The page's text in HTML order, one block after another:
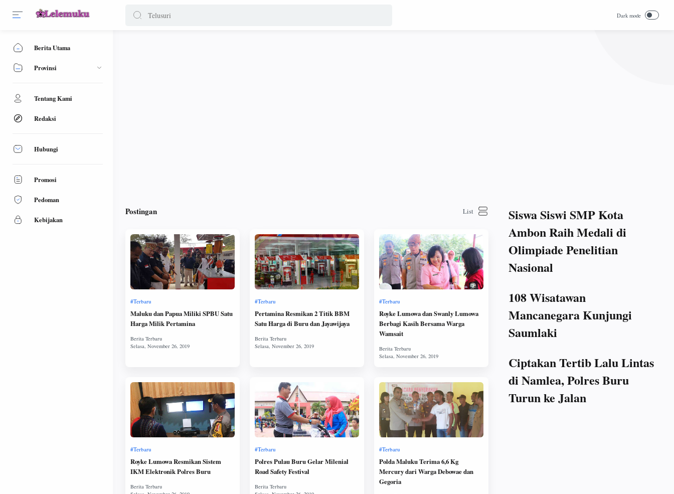
Postingan
Maluku dan Papua Miliki SPBU Satu
Harga Milik Pertamina
Pertamina Resmikan 2 Titik BBM
Satu Harga di Buru dan Jayawijaya
Royke Lumowa dan Swanly Lumowa
Berbagi Kasih Bersama Warga
Wamsait
Royke Lumowa Resmikan Sistem
IKM Elektronik Polres Buru
Polres Pulau Buru Gelar Milenial
Road Safety Festival
Polda Maluku Terima 6,6 Kg
Mercury dari Warga Debowae dan
Gegoria
Siswa Siswi SMP Kota
Ambon Raih Medali di
Olimpiade Penelitian
Nasional
108 Wisatawan
Mancanegara Kunjungi
Saumlaki
Ciptakan Tertib Lalu Lintas
di Namlea, Polres Buru
Turun ke Jalan
Berita Utama
Provinsi
Tentang Kami
Redaksi
Hubungi
Promosi
Pedoman
Kebijakan